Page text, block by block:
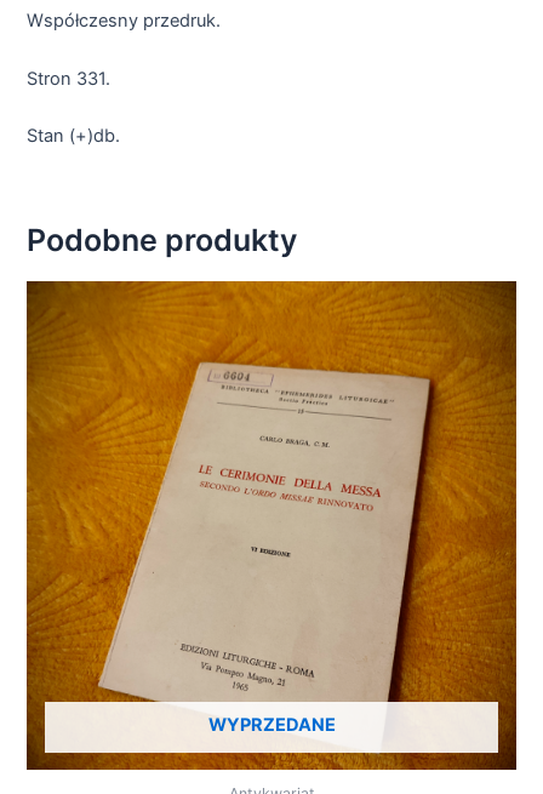
Współczesny przedruk.
Stron 331.
Stan (+)db.
Podobne produkty
WYPRZEDANE